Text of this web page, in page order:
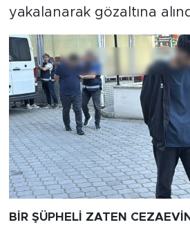
yakalanarak gözaltına
BİR ŞÜPHELİ ZATEN